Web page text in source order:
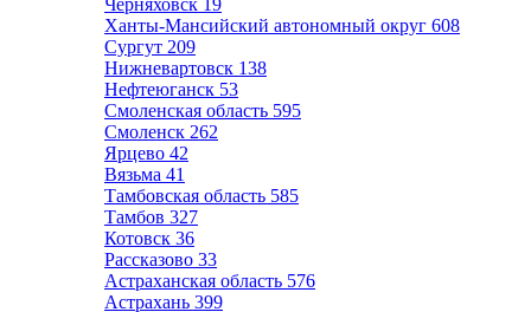
Черняховск 19
Ханты-Мансийский автономный округ 608
Сургут 209
Нижневартовск 138
Нефтеюганск 53
Смоленская область 595
Смоленск 262
Ярцево 42
Вязьма 41
Тамбовская область 585
Тамбов 327
Котовск 36
Рассказово 33
Астраханская область 576
Астрахань 399